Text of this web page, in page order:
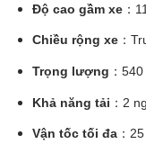
Độ cao gầm xe：
Chiều rộng xe：
Trọng lượng ：
Khả năng tải ：2
Vận tốc tối đa：